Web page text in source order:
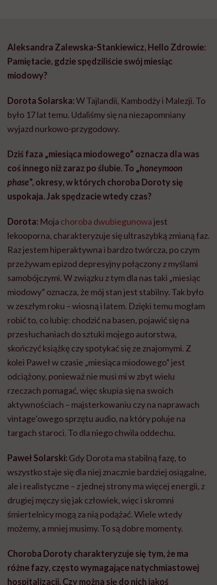
Aleksandra Zalewska-Stankiewicz, Hello Zdrowie:
Pamiętacie, gdzie spędziliście swój miesiąc
miodowy?
Dorota Solarska:W Tajlandii, Kambodży i Malezji. To
było 17 lat temu. Udaliśmy się na niezapomniany
wyjazd nurkowo-przygodowy.
Dziś faza „miesiąca miodowego” oznacza dla was
coś innego niż zaraz po ślubie. To „honeymoon
phase”, okresy, w których choroba Doroty się
uspokaja. Jak spędzacie wtedy czas?
Dorota: Moja choroba dwubiegunowajest
lekooporna, charakteryzuje się ultraszybką zmianą faz.
Raz jestem hiperaktywna i bardzo twórcza, po czym
przeżywam epizod depresyjny połączony z myślami
samobójczymi. W związku z tym dla nas taki „miesiąc
miodowy” oznacza, że mój stan jest stabilny. Tak było
w zeszłym roku – wiosną i latem. Dzięki temu mogłam
robić to, co lubię: chodzić na basen, pojawić się na
przesłuchaniach do sztuki mojego autorstwa,
skończyć książkę czy spotykać się ze znajomymi. Z
kolei Paweł w czasie „miesiąca miodowego” jest
odciążony, ponieważ nie musi mi w zbyt wielu
rzeczach pomagać, więc skupia się na swoich
aktywnościach – majsterkowaniu czy na naprawach
vintage’owego sprzętu audio, na który poluje na
targach staroci. To dla niego chwila oddechu.
Paweł Solarski: Gdy Dorota ma stabilną fazę, to
wszystko staje się dla niej znacznie bardziej osiągalne,
ale i realistyczne – z jednej strony ma więcej energii, z
drugiej męczy się jak człowiek, więc i skromni
śmiertelnicy mogą za nią podążać. Wiele wtedy
możemy, a mniej musimy. To są dobre momenty.
Choroba Doroty charakteryzuje się tym, że ma
różne fazy, często wymagające natychmiastowej
hospitalizacji. Czy można się do nich jakoś